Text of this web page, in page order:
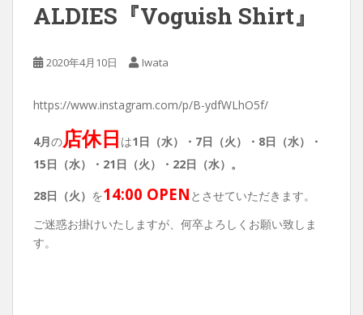
ALDIES『Voguish Shirt』
2020年4月10日 Iwata
https://www.instagram.com/p/B-ydfWLhO5f/
4月の店休日 は1日（水）・7日（火）・8日（水）・
15日（水）・21日（火）・22日（水）。
28日（火） を14:00 OPEN とさせていただきます。
ご迷惑お掛けいたしますが、何卒よろしくお願い致しま
す。